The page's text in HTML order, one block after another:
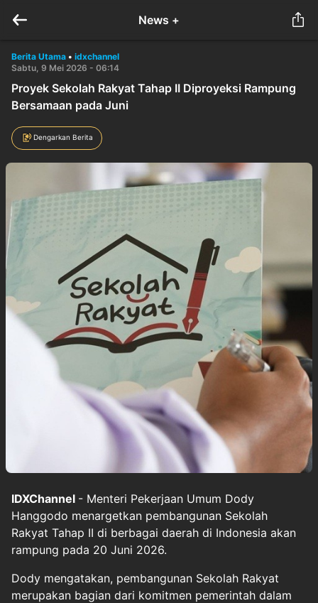
News +
Berita Utama • idxchannel
Sabtu, 9 Mei 2026 - 06:14
Proyek Sekolah Rakyat Tahap II Diproyeksi Rampung
Bersamaan pada Juni
Dengarkan Berita
IDXChannel - Menteri Pekerjaan Umum Dody
Hanggodo menargetkan pembangunan Sekolah
Rakyat Tahap II di berbagai daerah di Indonesia akan
rampung pada 20 Juni 2026.
Dody mengatakan, pembangunan Sekolah Rakyat
merupakan bagian dari komitmen pemerintah dalam